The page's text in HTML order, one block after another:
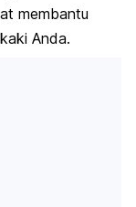
membantu
Anda.